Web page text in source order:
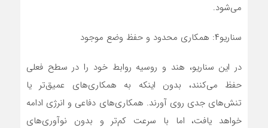
می‌شود.
سناریو۴: همکاری محدود و حفظ وضع موجود
در این سناریو، هند و روسیه روابط خود را در سطح فعلی
حفظ می‌کنند، بدون اینکه به همکاری‌های عمیق‌تر یا
تنش‌های جدی روی آورند. همکاری‌های دفاعی و انرژی ادامه
خواهد یافت، اما با سرعت کم‌تر و بدون نوآوری‌های